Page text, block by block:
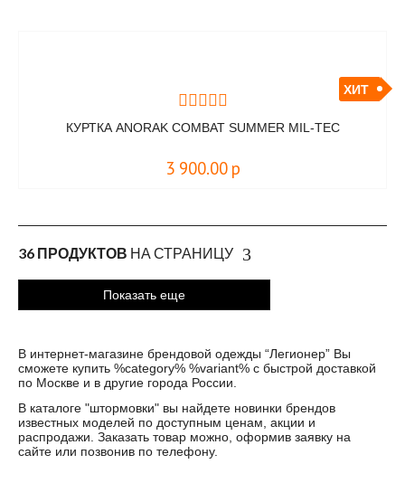
ХИТ
КУРТКА ANORAK COMBAT SUMMER MIL-TEC
3 900.00 р
36 ПРОДУКТОВ НА СТРАНИЦУ
Показать еще
В интернет-магазине брендовой одежды “Легионер” Вы
сможете купить %category% %variant% с быстрой доставкой
по Москве и в другие города России.
В каталоге "штормовки" вы найдете новинки брендов
известных моделей по доступным ценам, акции и
распродажи. Заказать товар можно, оформив заявку на
сайте или позвонив по телефону.